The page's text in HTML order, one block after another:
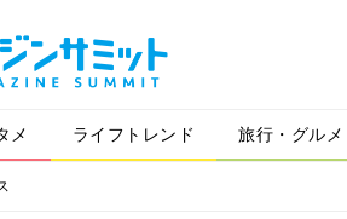
メ ライフトレンド 旅行・グルメ